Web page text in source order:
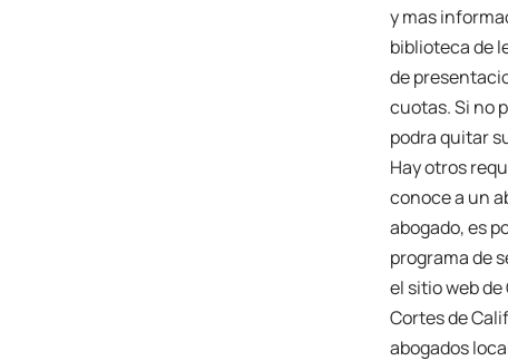
y mas
biblioteca de
de
cuotas. Si no
podra quitar
Hay otros
conoce a un
abogado, es
programa de
el sitio web
Cortes de
abogados